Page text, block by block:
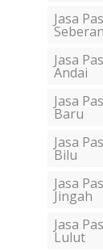
Jasa
Jasa
Andai
Jasa
Baru
Jasa
Bilu
Jasa
Jingah
Jasa
Lulut